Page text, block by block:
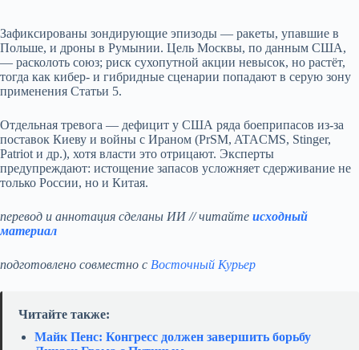
Зафиксированы зондирующие эпизоды — ракеты, упавшие в
Польше, и дроны в Румынии. Цель Москвы, по данным США,
— расколоть союз; риск сухопутной акции невысок, но растёт,
тогда как кибер- и гибридные сценарии попадают в серую зону
применения Статьи 5.
Отдельная тревога — дефицит у США ряда боеприпасов из‑за
поставок Киеву и войны с Ираном (PrSM, ATACMS, Stinger,
Patriot и др.), хотя власти это отрицают. Эксперты
предупреждают: истощение запасов усложняет сдерживание не
только России, но и Китая.
перевод и аннотация сделаны ИИ // читайте исходный
материал
подготовлено совместно с Восточный Курьер
Читайте также:
Майк Пенс: Конгресс должен завершить борьбу